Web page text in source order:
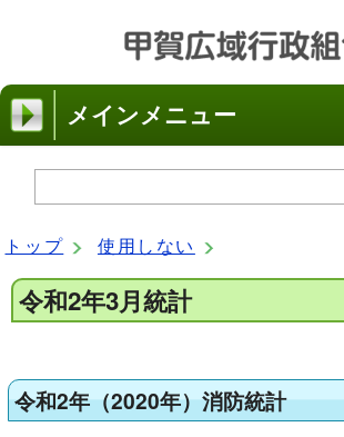
メインメニュー
トップ 使用しない
令和2年3月統計
令和2年（2020年）消防統計